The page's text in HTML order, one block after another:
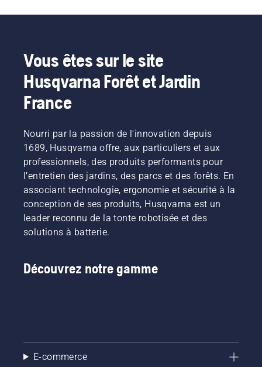
Vous êtes sur le site
Husqvarna Forêt et Jardin
France
Nourri par la passion de l'innovation depuis
1689, Husqvarna offre, aux particuliers et aux
professionnels, des produits performants pour
l’entretien des jardins, des parcs et des forêts. En
associant technologie, ergonomie et sécurité à la
conception de ses produits, Husqvarna est un
leader reconnu de la tonte robotisée et des
solutions à batterie.
Découvrez notre gamme
E-commerce